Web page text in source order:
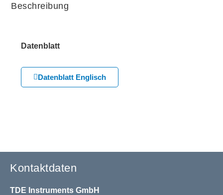
Beschreibung
Datenblatt
Datenblatt Englisch
Kontaktdaten
TDE Instruments GmbH